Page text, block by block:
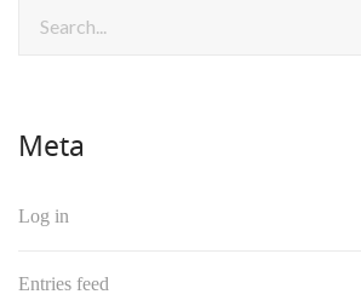
Meta
Log in
Entries feed